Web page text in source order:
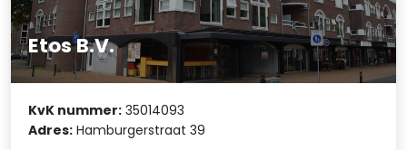
Etos B.V.
KvK nummer: 35014093
Adres: Hamburgerstraat 39